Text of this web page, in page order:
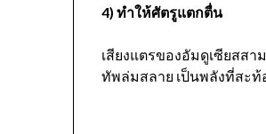
4) ทำให้ศัตรูแตกตื่น
เสียงแตรของอัมดูเซียสส
ทัพล่มสลาย เป็นพลังที่สะท้